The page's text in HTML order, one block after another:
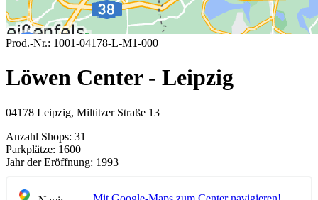
Prod.-Nr.: 1001-04178-L-M1-000
Löwen Center - Leipzig
04178 Leipzig, Miltitzer Straße 13
Anzahl Shops: 31
Parkplätze: 1600
Jahr der Eröffnung: 1993